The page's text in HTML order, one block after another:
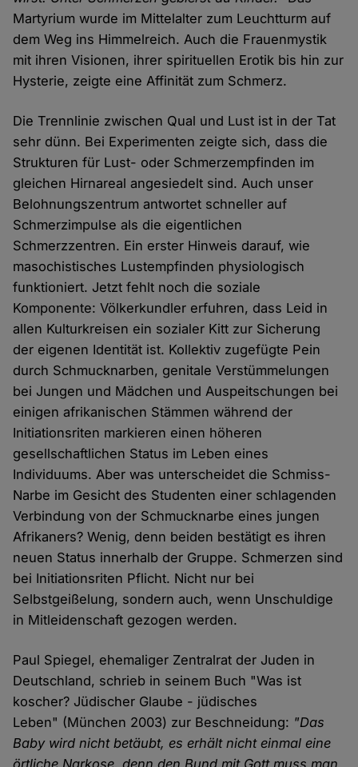
Martyrium wurde im Mittelalter zum Leuchtturm auf
dem Weg ins Himmelreich. Auch die Frauenmystik
mit ihren Visionen, ihrer spirituellen Erotik bis hin zur
Hysterie, zeigte eine Affinität zum Schmerz.
Die Trennlinie zwischen Qual und Lust ist in der Tat
sehr dünn. Bei Experimenten zeigte sich, dass die
Strukturen für Lust- oder Schmerzempfinden im
gleichen Hirnareal angesiedelt sind. Auch unser
Belohnungszentrum antwortet schneller auf
Schmerzimpulse als die eigentlichen
Schmerzzentren. Ein erster Hinweis darauf, wie
masochistisches Lustempfinden physiologisch
funktioniert. Jetzt fehlt noch die soziale
Komponente: Völkerkundler erfuhren, dass Leid in
allen Kulturkreisen ein sozialer Kitt zur Sicherung
der eigenen Identität ist. Kollektiv zugefügte Pein
durch Schmucknarben, genitale Verstümmelungen
bei Jungen und Mädchen und Auspeitschungen bei
einigen afrikanischen Stämmen während der
Initiationsriten markieren einen höheren
gesellschaftlichen Status im Leben eines
Individuums. Aber was unterscheidet die Schmiss-
Narbe im Gesicht des Studenten einer schlagenden
Verbindung von der Schmucknarbe eines jungen
Afrikaners? Wenig, denn beiden bestätigt es ihren
neuen Status innerhalb der Gruppe. Schmerzen sind
bei Initiationsriten Pflicht. Nicht nur bei
Selbstgeißelung, sondern auch, wenn Unschuldige
in Mitleidenschaft gezogen werden.
Paul Spiegel, ehemaliger Zentralrat der Juden in
Deutschland, schrieb in seinem Buch "Was ist
koscher? Jüdischer Glaube - jüdisches
Leben" (München 2003) zur Beschneidung: "Das
Baby wird nicht betäubt, es erhält nicht einmal eine